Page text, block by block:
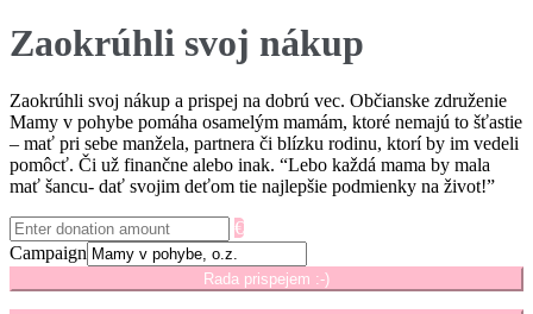
Zaokrúhli svoj nákup
Zaokrúhli svoj nákup a prispej na dobrú vec. Občianske združenie
Mamy v pohybe pomáha osamelým mamám, ktoré nemajú to šťastie
– mať pri sebe manžela, partnera či blízku rodinu, ktorí by im vedeli
pomôcť. Či už finančne alebo inak. “Lebo každá mama by mala
mať šancu- dať svojim deťom tie najlepšie podmienky na život!”
€
Campaign
Rada prispejem :-)